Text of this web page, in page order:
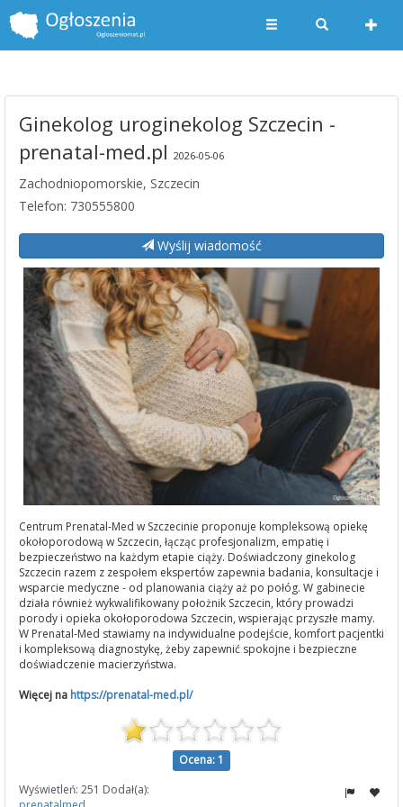
Ginekolog uroginekolog Szczecin -
prenatal-med.pl 2026-05-06
Zachodniopomorskie, Szczecin
Telefon: 730555800
Wyślij wiadomość
Centrum Prenatal-Med w Szczecinie proponuje kompleksową opiekę
okołoporodową w Szczecin, łącząc profesjonalizm, empatię i
bezpieczeństwo na każdym etapie ciąży. Doświadczony ginekolog
Szczecin razem z zespołem ekspertów zapewnia badania, konsultacje i
wsparcie medyczne - od planowania ciąży aż po połóg. W gabinecie
działa również wykwalifikowany położnik Szczecin, który prowadzi
porody i opieka okołoporodowa Szczecin, wspierając przyszłe mamy.
W Prenatal-Med stawiamy na indywidualne podejście, komfort pacjentki
i kompleksową diagnostykę, żeby zapewnić spokojne i bezpieczne
doświadczenie macierzyństwa.
Więcej na https://prenatal-med.pl/
Ocena: 1
Wyświetleń: 251 Dodał(a):